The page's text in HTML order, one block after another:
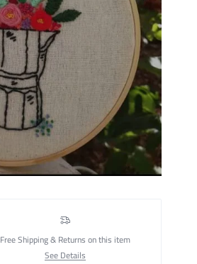
Free Shipping & Returns on this item
See Details